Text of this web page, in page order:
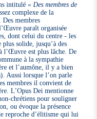
intitulé« Des membres de
complexe de la
Des membres
paraît organisée
dont celui du centre - les
solide, jusqu’à des
l’Œuvre est plus lâche. De
à la sympathie
et l’aumône, il y a bien
Aussi lorsque l’on parle
membres il convient de
L’Opus Dei mentionne
chrétiens pour souligner
ou évoque la présence
reproche d’élitisme qui lui